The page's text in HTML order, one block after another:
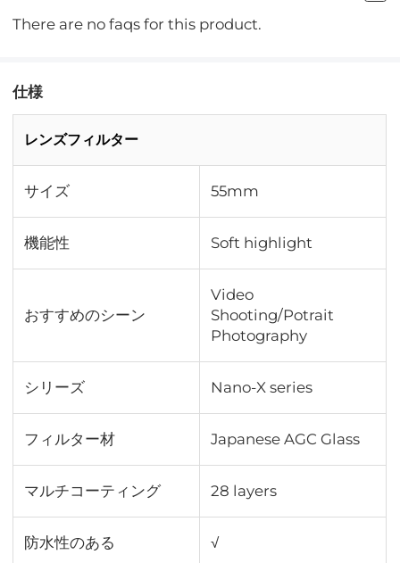
There are no faqs for this product.
仕様
レンズフィルター
サイズ 55mm
機能性 Soft highlight
おすすめのシーン
Video
Shooting/Potrait
Photography
シリーズ Nano-X series
フィルター材 Japanese AGC Glass
マルチコーティング 28 layers
防水性のある √